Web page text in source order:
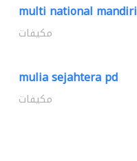
multi national mandiri
مكيفات
mulia sejahtera pd
مكيفات